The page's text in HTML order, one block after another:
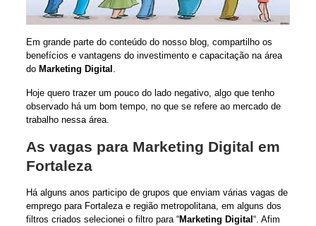
Em grande parte do conteúdo do nosso blog, compartilho os
benefícios e vantagens do investimento e capacitação na área
do Marketing Digital .
Hoje quero trazer um pouco do lado negativo, algo que tenho
observado há um bom tempo, no que se refere ao mercado de
trabalho nessa área.
As vagas para Marketing Digital em
Fortaleza
Há alguns anos participo de grupos que enviam várias vagas de
emprego para Fortaleza e região metropolitana, em alguns dos
filtros criados selecionei o filtro para “Marketing Digital “. Afim